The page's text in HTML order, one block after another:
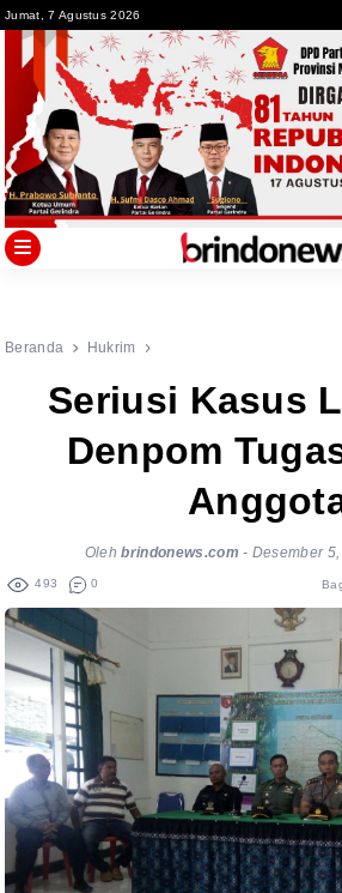
toJumat, 7 Agustus 2026
Beranda Hukrim
Seriusi Kasus
Denpom
Olehbrindonews.com - Desember
493 0